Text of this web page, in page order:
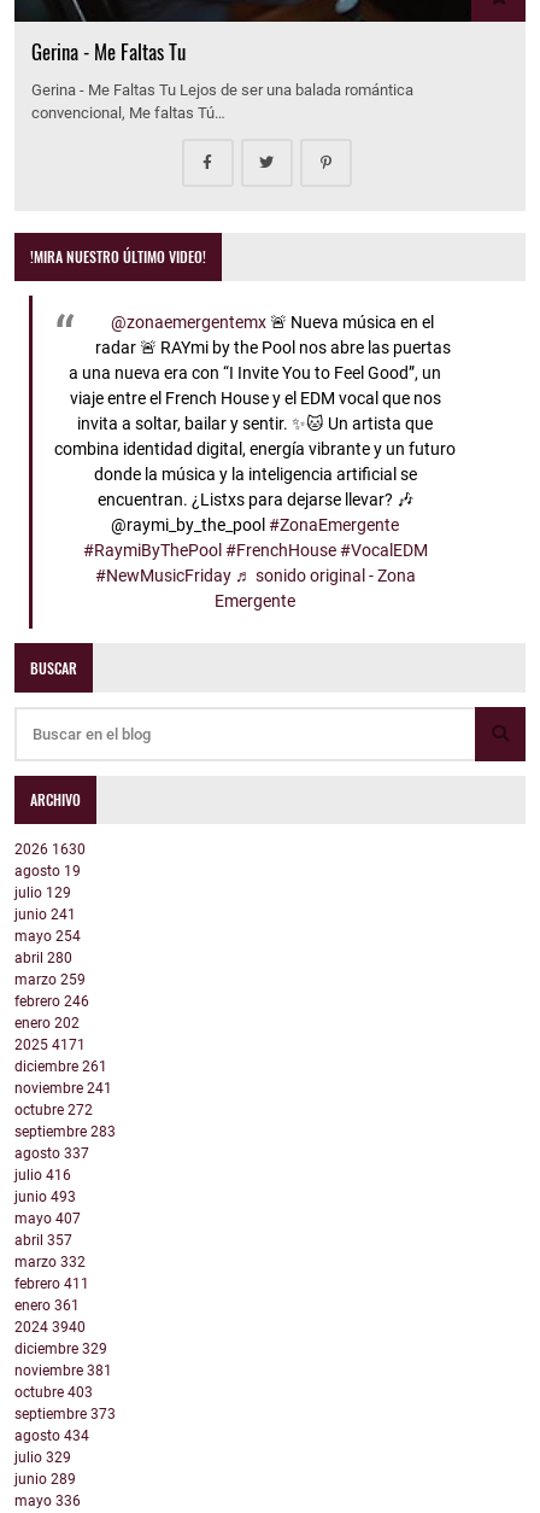
Gerina - Me Faltas Tu
Gerina - Me Faltas Tu Lejos de ser una balada romántica
convencional, Me faltas Tú…
!MIRA NUESTRO ÚLTIMO VIDEO!
@zonaemergentemx🚨 Nueva música en el
radar 🚨 RAYmi by the Pool nos abre las puertas
a una nueva era con “I Invite You to Feel Good”, un
viaje entre el French House y el EDM vocal que nos
invita a soltar, bailar y sentir. ✨🐱 Un artista que
combina identidad digital, energía vibrante y un futuro
donde la música y la inteligencia artificial se
encuentran. ¿Listxs para dejarse llevar? 🎶
@raymi_by_the_pool#ZonaEmergente
#RaymiByThePool #FrenchHouse #VocalEDM
#NewMusicFriday ♬ sonido original - Zona
Emergente
BUSCAR
ARCHIVO
2026 1630
agosto 19
julio 129
junio 241
mayo 254
abril 280
marzo 259
febrero 246
enero 202
2025 4171
diciembre 261
noviembre 241
octubre 272
septiembre 283
agosto 337
julio 416
junio 493
mayo 407
abril 357
marzo 332
febrero 411
enero 361
2024 3940
diciembre 329
noviembre 381
octubre 403
septiembre 373
agosto 434
julio 329
junio 289
mayo 336